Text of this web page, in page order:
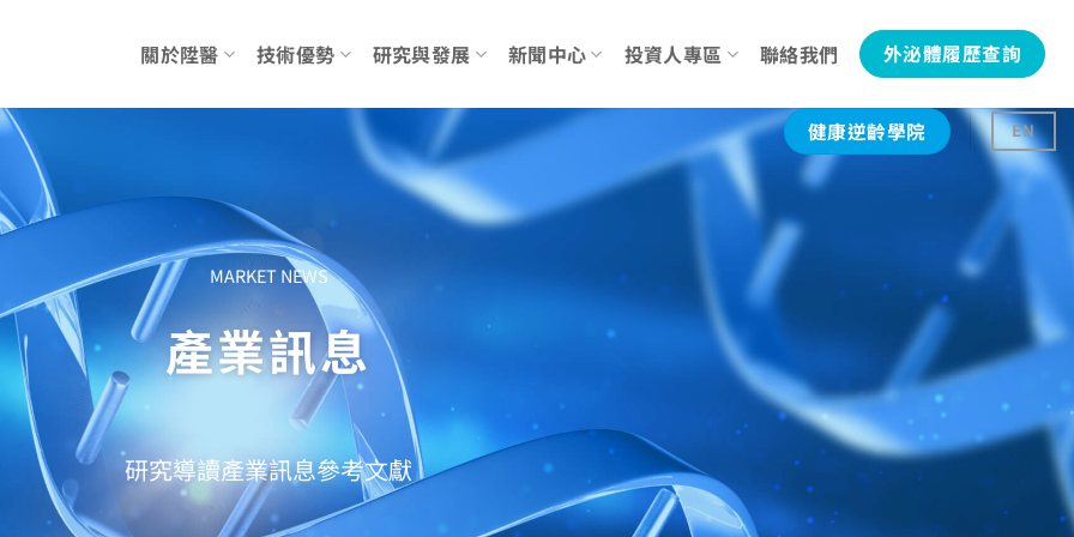
關於陞醫 技術優勢 研究與發展 新聞中心 投資人專區 聯絡我們 外泌體履歷查詢
健康逆齡學院 EN
MARKET NEWS
產業訊息
研究導讀產業訊息參考文獻